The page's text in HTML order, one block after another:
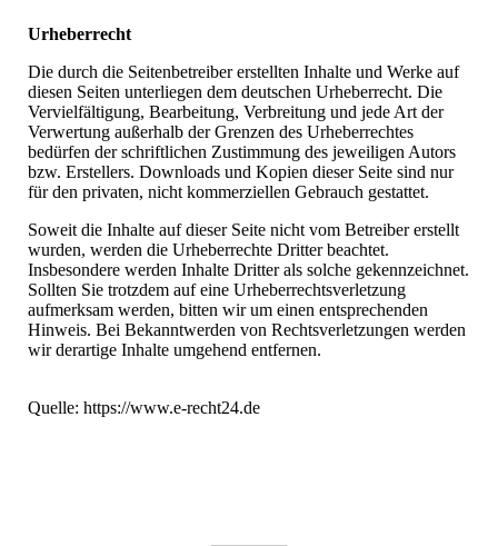
Urheberrecht​
Die durch die Seitenbetreiber erstellten Inhalte und Werke auf
diesen Seiten unterliegen dem deutschen Urheberrecht. Die
Vervielfältigung, Bearbeitung, Verbreitung und jede Art der
Verwertung außerhalb der Grenzen des Urheberrechtes
bedürfen der schriftlichen Zustimmung des jeweiligen Autors
bzw. Erstellers. Downloads und Kopien dieser Seite sind nur
für den privaten, nicht kommerziellen Gebrauch gestattet.
Soweit die Inhalte auf dieser Seite nicht vom Betreiber erstellt
wurden, werden die Urheberrechte Dritter beachtet.
Insbesondere werden Inhalte Dritter als solche gekennzeichnet.
Sollten Sie trotzdem auf eine Urheberrechtsverletzung
aufmerksam werden, bitten wir um einen entsprechenden
Hinweis. Bei Bekanntwerden von Rechtsverletzungen werden
wir derartige Inhalte umgehend entfernen.
Quelle: https://www.e-recht24.de